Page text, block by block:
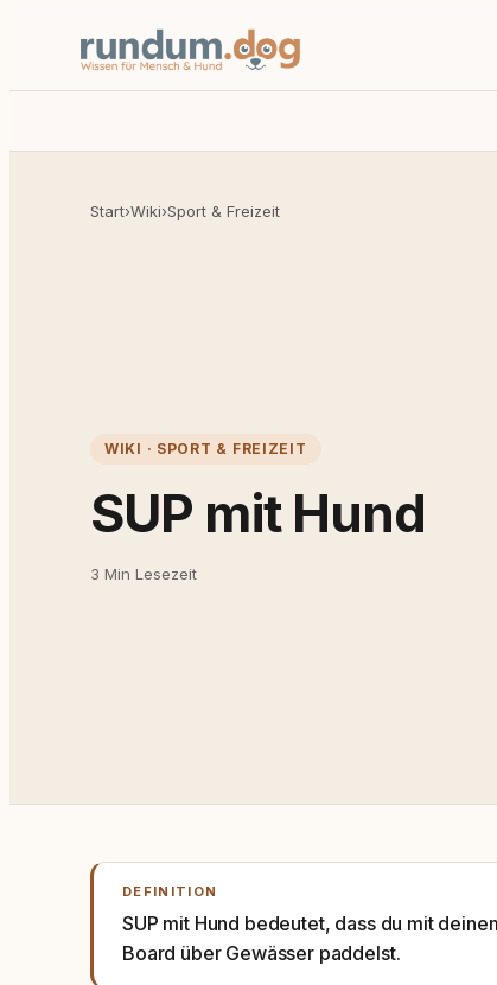
Start›Wiki›Sport & Freizeit
WIKI · SPORT & FREIZEIT
SUP mit Hund
3 Min Lesezeit
DEFINITION
SUP mit Hund bedeutet, dass du mit
Board über Gewässer paddelst.